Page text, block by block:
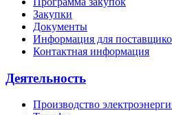
Закупки
Документы
Информация для
Контактная информация
Деятельность
Производство